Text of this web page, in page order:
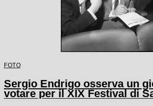
FOTO
Sergio Endrigo osserva un
votare per il XIX Festival di